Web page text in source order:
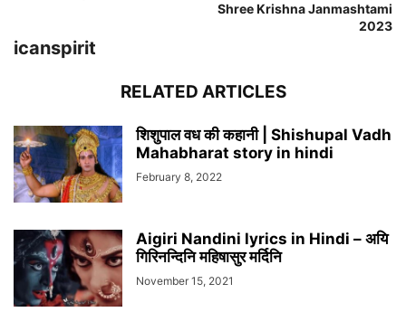
Shree Krishna Janmashtami
2023
icanspirit
RELATED ARTICLES
शिशुपाल वध की कहानी | Shishupal Vadh
Mahabharat story in hindi
February 8, 2022
Aigiri Nandini lyrics in Hindi – अयि
गिरिनन्दिनि महिषासुर मर्दिनि
November 15, 2021